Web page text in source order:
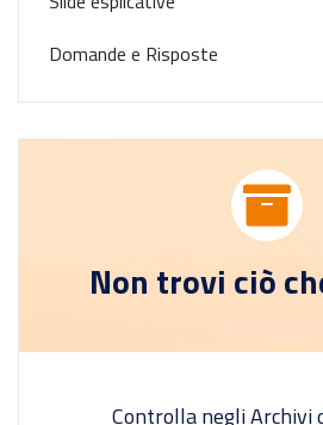
Domande e Risposte
Non trovi ciò
Controlla negli Archivi